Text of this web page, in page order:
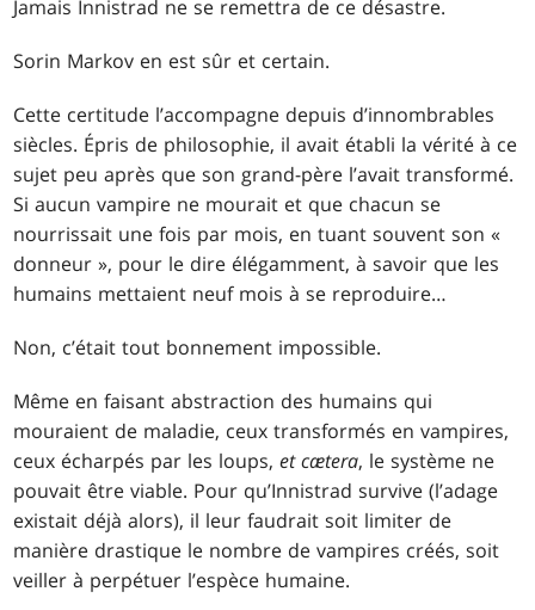
Jamais Innistrad ne se remettra de ce désastre.
Sorin Markov en est sûr et certain.
Cette certitude l’accompagne depuis d’innombrables
siècles. Épris de philosophie, il avait établi la vérité à ce
sujet peu après que son grand-père l’avait transformé.
Si aucun vampire ne mourait et que chacun se
nourrissait une fois par mois, en tuant souvent son «
donneur », pour le dire élégamment, à savoir que les
humains mettaient neuf mois à se reproduire…
Non, c’était tout bonnement impossible.
Même en faisant abstraction des humains qui
mouraient de maladie, ceux transformés en vampires,
ceux écharpés par les loups,et cætera, le système ne
pouvait être viable. Pour qu’Innistrad survive (l’adage
existait déjà alors), il leur faudrait soit limiter de
manière drastique le nombre de vampires créés, soit
veiller à perpétuer l’espèce humaine.